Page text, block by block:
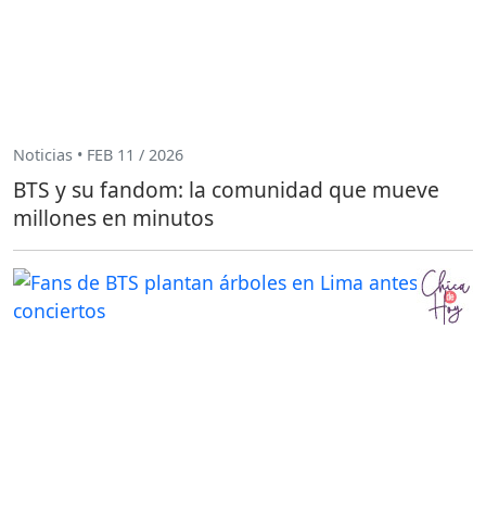
Noticias • FEB 11 / 2026
BTS y su fandom: la comunidad que mueve
millones en minutos